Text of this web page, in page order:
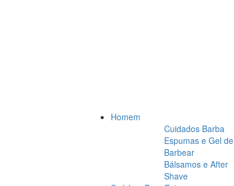
Homem
Cuidados Barba
Espumas e Gel de
Barbear
Bálsamos e After
Shave